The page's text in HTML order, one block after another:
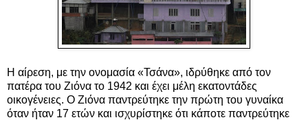
Η αίρεση, με την ονομασία «Τσάνα», ιδρύθηκε από τον
πατέρα του Ζιόνα το 1942 και έχει μέλη εκατοντάδες
οικογένειες. Ο Ζιόνα παντρεύτηκε την πρώτη του γυναίκα
όταν ήταν 17 ετών και ισχυρίστηκε ότι κάποτε παντρεύτηκε